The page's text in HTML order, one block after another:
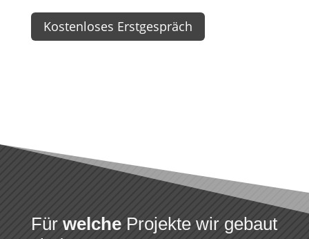
Kostenloses Erstgespräch
Für welcheProjekte wir gebaut